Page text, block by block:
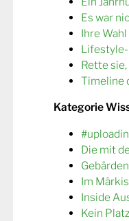
Es war
Ihre
Rette
Timeline
Kategorie
Die mit
Im
Inside
Kein Platz